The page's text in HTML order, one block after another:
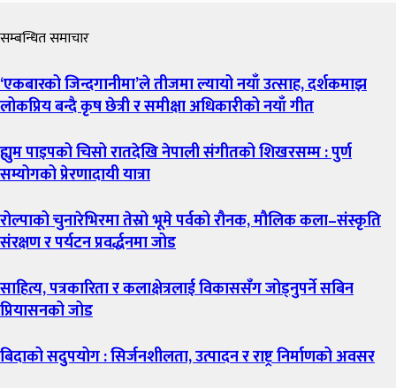
सम्बन्धित समाचार
‘एकबारको जिन्दगानीमा’ले तीजमा ल्यायो नयाँ उत्साह, दर्शकमाझ
लोकप्रिय बन्दै कृष छेत्री र समीक्षा अधिकारीको नयाँ गीत
ह्युम पाइपको चिसो रातदेखि नेपाली संगीतको शिखरसम्म : पुर्ण
सम्योगको प्रेरणादायी यात्रा
रोल्पाको चुनारेभिरमा तेस्रो भूमे पर्वको रौनक, मौलिक कला–संस्कृति
संरक्षण र पर्यटन प्रवर्द्धनमा जोड
साहित्य, पत्रकारिता र कलाक्षेत्रलाई विकाससँग जोड्नुपर्ने सबिन
प्रियासनको जोड
बिदाको सदुपयोग : सिर्जनशीलता, उत्पादन र राष्ट्र निर्माणको अवसर